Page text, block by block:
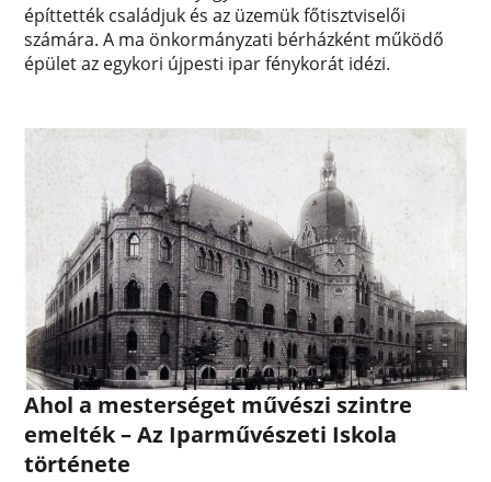
építtették családjuk és az üzemük főtisztviselői
számára. A ma önkormányzati bérházként működő
épület az egykori újpesti ipar fénykorát idézi.
Ahol a mesterséget művészi szintre
emelték – Az Iparművészeti Iskola
története